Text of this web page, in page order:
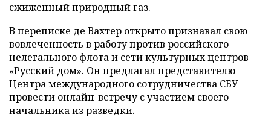
сжиженный природный газ.
В переписке де Вахтер открыто признавал свою
вовлеченность в работу против российского
нелегального флота и сети культурных центров
«Русский дом». Он предлагал представителю
Центра международного сотрудничества СБУ
провести онлайн-встречу с участием своего
начальника из разведки.